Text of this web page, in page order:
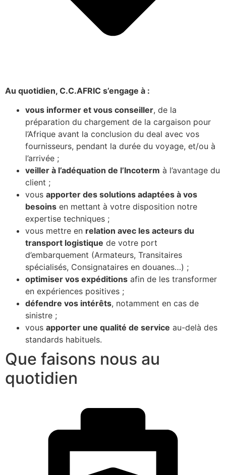
Au quotidien, C.C.AFRIC s’engage à :
vous informer et vous conseiller, de la
préparation du chargement de la cargaison pour
l’Afrique avant la conclusion du deal avec vos
fournisseurs, pendant la durée du voyage, et/ou à
l’arrivée ;
veiller à l’adéquation de l’Incoterm à l’avantage du
client ;
vous apporter des solutions adaptées à vos
besoins en mettant à votre disposition notre
expertise techniques ;
vous mettre en relation avec les acteurs du
transport logistique de votre port
d’embarquement (Armateurs, Transitaires
spécialisés, Consignataires en douanes…) ;
optimiser vos expéditions afin de les transformer
en expériences positives ;
défendre vos intérêts, notamment en cas de
sinistre ;
vous apporter une qualité de service au-delà des
standards habituels.
Que faisons nous au
quotidien